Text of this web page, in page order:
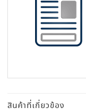
สินค้าที่เกี่ยวข้อง